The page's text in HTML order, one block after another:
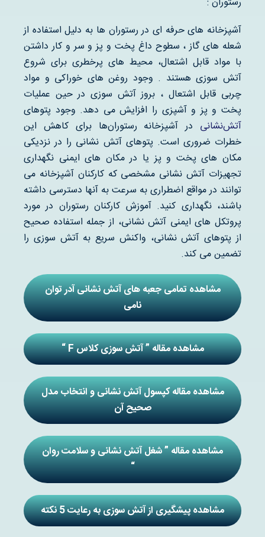
آشپزخانه های حرفه ای در رستوران ها به دلیل استفاده از
شعله های گاز ، سطوح داغ پخت و پز و سر و کار داشتن
با مواد قابل اشتعال، محیط های پرخطری برای شروع
آتش سوزی هستند . وجود روغن های خوراکی و مواد
چربی قابل اشتعال ، بروز آتش سوزی در حین عملیات
پخت و پز و آشپزی را افزایش می دهد. وجود پتوهای
آتش‌نشانی در آشپزخانه رستوران‌ها برای کاهش این
خطرات ضروری است. پتوهای آتش نشانی را در نزدیکی
مکان های پخت و پز یا در مکان های ایمنی نگهداری
تجهیزات آتش نشانی مشخصی که کارکنان آشپزخانه می
توانند در مواقع اضطراری به سرعت به آنها دسترسی داشته
باشند، نگهداری کنید. آموزش کارکنان رستوران در مورد
پروتکل های ایمنی آتش نشانی، از جمله استفاده صحیح
از پتوهای آتش نشانی، واکنش سریع به آتش سوزی را
تضمین می کند.
مشاهده تمامی جعبه های آتش نشانی آدر توان
نامی
مشاهده مقاله ” آتش سوزی کلاس F “
مشاهده مقاله کپسول آتش نشانی و انتخاب مدل
صحیح آن
مشاهده مقاله ” شغل آتش نشانی و سلامت روان
“
مشاهده پیشگیری از آتش سوزی به رعایت 5 نکته